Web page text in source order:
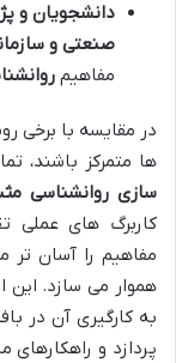
دانشجویان و
صنعتی و
مفاهیم
در مقایسه با برخی
ها متمرکز باشند،
سازی روانشناسی
کاربرگ های عملی
مفاهیم را آسان تر
هموار می سازد. این
به کارگیری آن در
پردازد و